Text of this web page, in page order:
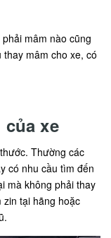
mâm nào cũng
mâm cho xe, có
xe
Thường các
có nhu cầu tìm đến
mà không phải thay
zin tại hãng hoặc